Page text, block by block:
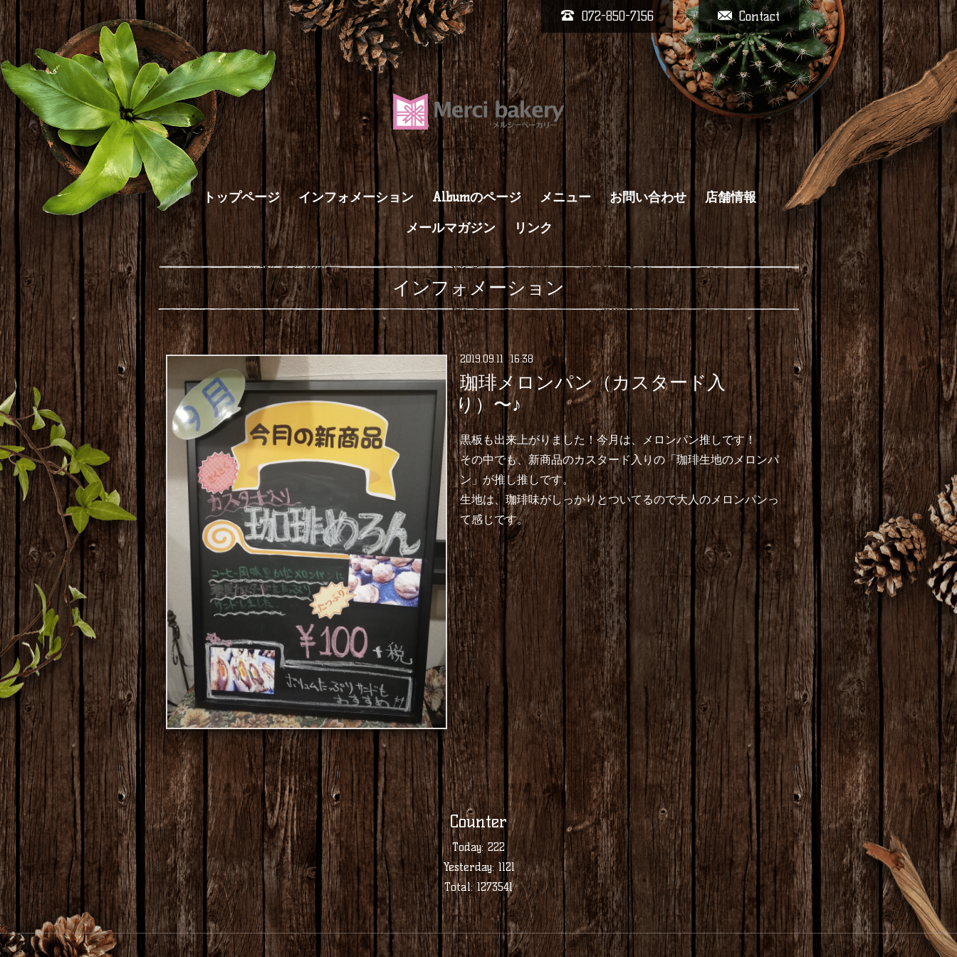
Contact
072-850-7156
トップページ インフォメーション Albumのページ メニュー お問い合わせ
店舗情報
メールマガジン
リンク
インフォメーション
2019.09.11 16:38
珈琲メロンパン（カスタード入
り）〜♪
黒板も出来上がりました！今月は、メロンパン推しです！
その中でも、新商品のカスタード入りの「珈琲生地のメロンパ
ン」が推し推しです。
生地は、珈琲味がしっかりとついてるので大人のメロンパンっ
て感じです。
Counter
Today:222
Yesterday:1121
Total:1273541